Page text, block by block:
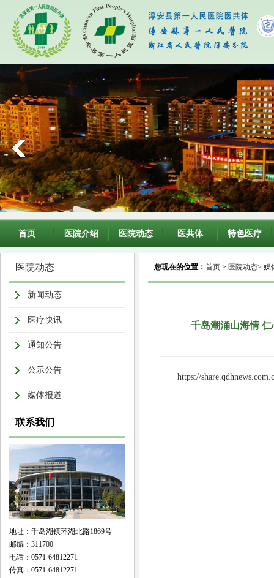
首页 医院介绍 医院动态 医共体 特色医疗
医院动态
新闻动态
医疗快讯
通知公告
公示公告
媒体报道
联系我们
地址：千岛湖镇环湖北路1869号
邮编：311700
电话：0571-64812271
传真：0571-64812271
您现在的位置： 首页 > 医院动态> 媒
千岛潮涌山海情
https://